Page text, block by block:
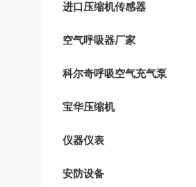
进口压缩机传感器
空气呼吸器厂家
科尔奇呼吸空气充气泵
宝华压缩机
仪器仪表
安防设备